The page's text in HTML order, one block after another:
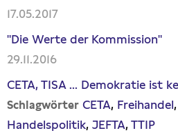
17.05.2017
"Die Werte der Kommission"
29.11.2016
CETA, TISA ... Demokratie ist
Schlagwörter CETA Freihandel
Handelspolitik JEFTA TTIP